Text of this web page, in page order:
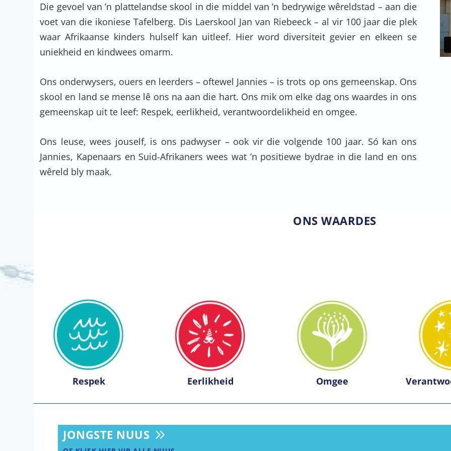
Die gevoel van ’n plattelandse skool in die middel van ’n bedrywige wêreldstad – aan die
voet van die ikoniese Tafelberg. Dis Laerskool Jan van Riebeeck – al vir 100 jaar die plek
waar Afrikaanse kinders hulself kan uitleef. Hier word diversiteit gevier en elkeen se
uniekheid en kindwees omarm.
Ons onderwysers, ouers en leerders – oftewel Jannies – is trots op ons gemeenskap. Ons
skool en land se mense lê ons na aan die hart. Ons mik om elke dag ons waardes in ons
gemeenskap uit te leef: Respek, eerlikheid, verantwoordelikheid en omgee.
Ons leuse, wees jouself, is ons padwyser – ook vir die volgende 100 jaar. Só kan ons
Jannies, Kapenaars en Suid-Afrikaners wees wat ’n positiewe bydrae in die land en ons
wêreld bly maak.
ONS WAARDES
Respek Eerlikheid Omgee
JONGSTE NUUS